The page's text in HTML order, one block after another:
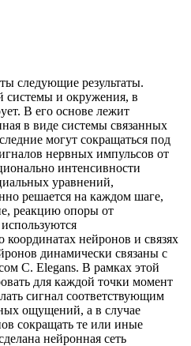
следующие результаты.
системы и окружения, в
В его основе лежит
в виде системы связанных
могут сокращаться под
нервных импульсов от
интенсивности
уравнений,
решается на каждом шаге,
реакцию опоры от
нейронов и связях
динамически связаны с
C. Elegans. В рамках этой
для каждой точки момент
сигнал соответствующим
ощущений, а в случае
сокращать те или иные
нейронная сеть